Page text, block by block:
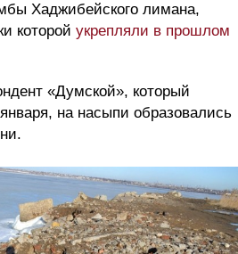
Хаджибейского лимана,
которой укрепляли в прошлом
«Думской», который
на насыпи образовались